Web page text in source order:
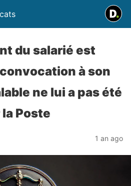
du salarié est
à son
ne lui a pas été
Poste
1 an ago